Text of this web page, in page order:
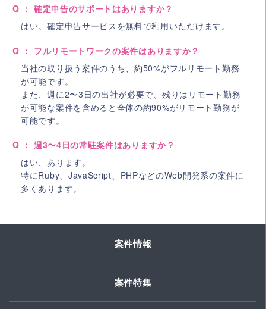
Q ： 確定申告のサポートはありますか？
はい。確定申告サービスを無料で利用いただけます。
Q ： フルリモートワークの案件はありますか？
当社の取り扱う案件のうち、約50%がフルリモート勤務
が可能です。
また、週に2〜3日の出社が必要で、残りはリモート勤務
が可能な案件を含めると全体の約90%がリモート勤務が
可能です。
Q ： 週3〜4日の常駐案件はありますか？
はい、あります。
特にRuby、JavaScript、PHPなどのWeb開発系の案件に
多くあります。
案件情報
案件特集